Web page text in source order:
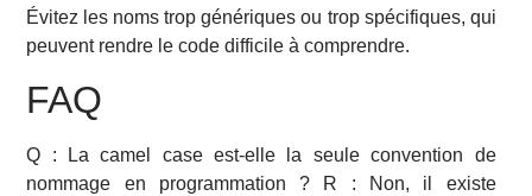
Évitez les noms trop génériques ou trop spécifiques, qui
peuvent rendre le code difficile à comprendre.
FAQ
Q : La camel case est-elle la seule convention de
nommage en programmation ? R : Non, il existe